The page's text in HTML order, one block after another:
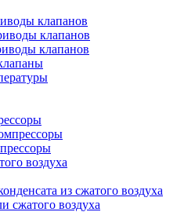
клапанов
клапанов
клапанов
воздуха
из сжатого воздуха
сжатого воздуха